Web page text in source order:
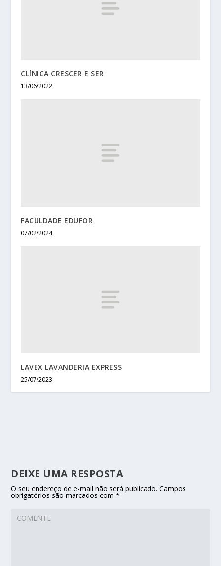
CLÍNICA CRESCER E SER
13/06/2022
FACULDADE EDUFOR
07/02/2024
LAVEX LAVANDERIA EXPRESS
25/07/2023
DEIXE UMA RESPOSTA
O seu endereço de e-mail não será publicado. Campos
obrigatórios são marcados com*